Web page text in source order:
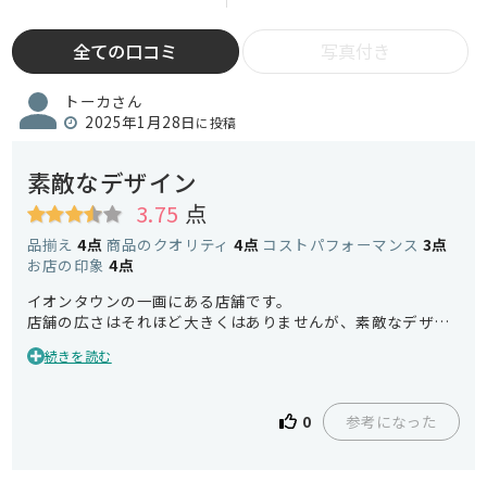
全ての口コミ 写真付き
トーカさん
2025年1月28日に投稿
素敵なデザイン
3.75 点
品揃え 4点 商品のクオリティ 4点 コストパフォーマンス 3点
お店の印象 4点
イオンタウンの一画にある店舗です。
店舗の広さはそれほど大きくはありませんが、素敵なデザイ
楽しくなります。
続きを読む
0 参考になった